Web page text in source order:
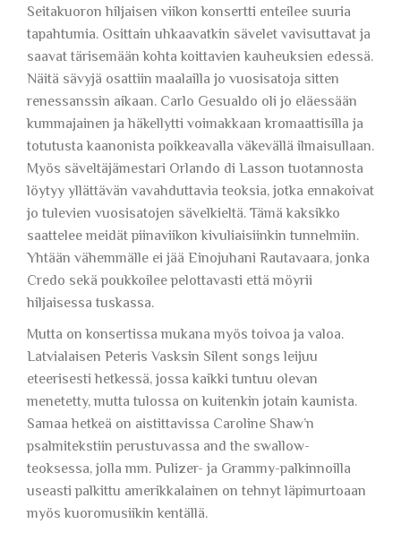
Seitakuoron hiljaisen viikon konsertti enteilee suuria
tapahtumia. Osittain uhkaavatkin sävelet vavisuttavat ja
saavat tärisemään kohta koittavien kauheuksien edessä.
Näitä sävyjä osattiin maalailla jo vuosisatoja sitten
renessanssin aikaan. Carlo Gesualdo oli jo eläessään
kummajainen ja häkellytti voimakkaan kromaattisilla ja
totutusta kaanonista poikkeavalla väkevällä ilmaisullaan.
Myös säveltäjämestari Orlando di Lasson tuotannosta
löytyy yllättävän vavahduttavia teoksia, jotka ennakoivat
jo tulevien vuosisatojen sävelkieltä. Tämä kaksikko
saattelee meidät piinaviikon kivuliaisiinkin tunnelmiin.
Yhtään vähemmälle ei jää Einojuhani Rautavaara, jonka
Credo sekä poukkoilee pelottavasti että möyrii
hiljaisessa tuskassa.
Mutta on konsertissa mukana myös toivoa ja valoa.
Latvialaisen Peteris Vasksin Silent songs leijuu
eteerisesti hetkessä, jossa kaikki tuntuu olevan
menetetty, mutta tulossa on kuitenkin jotain kaunista.
Samaa hetkeä on aistittavissa Caroline Shaw’n
psalmitekstiin perustuvassa and the swallow-
teoksessa, jolla mm. Pulizer- ja Grammy-palkinnoilla
useasti palkittu amerikkalainen on tehnyt läpimurtoaan
myös kuoromusiikin kentällä.